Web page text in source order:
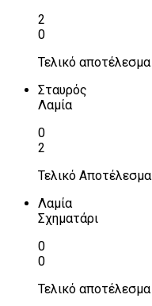
2
0
Τελικό αποτέλεσμα
Σταυρός
Λαμία
0
2
Τελικό Αποτέλεσμα
Λαμία
Σχηματάρι
0
0
Τελικό αποτέλεσμα